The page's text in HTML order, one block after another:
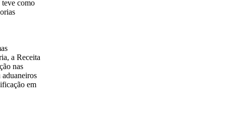
como
a Receita
nas
em